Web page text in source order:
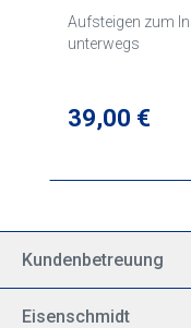
Aufsteigen zum
unterwegs
Regulärer
39,00 €
Kundenbetreuung
Eisenschmidt